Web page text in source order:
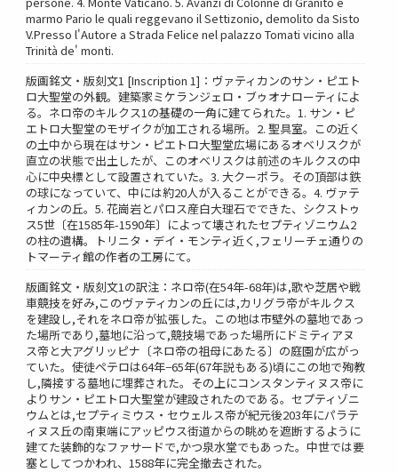
marmo Pario le quali reggevano il Settizonio, demolito da Sisto
V.Presso l'Autore a Strada Felice nel palazzo Tomati vicino alla
Trinità de' monti.
版画銘文・版刻文1 [Inscription 1]：ヴァティカンのサン・ピエト
ロ大聖堂の外観。建築家ミケランジェロ・ブゥオナローティによ
る。ネロ帝のキルクス1の基礎の一角に建てられた。1. サン・ピ
エトロ大聖堂のモザイクが加工される場所。2. 聖具室。この近く
の土中から現在はサン・ピエトロ大聖堂広場にあるオベリスクが
直立の状態で出土したが、このオベリスクは前述のキルクスの中
心に中央標として設置されていた。3. 大クーポラ。その頂部は鉄
の球になっていて、中には約20人が入ることができる。4. ヴァテ
ィカンの丘。5. 花崗岩とパロス産白大理石でできた、シクストゥ
ス5世〔在1585年-1590年〕によって壊されたセプティゾニウム2
の柱の遺構。トリニタ・デイ・モンティ近く,フェリーチェ通りの
トマーティ館の作者の工房にて。
版画銘文・版刻文1の訳注：ネロ帝(在54年-68年)は,歌や芝居や戦
車競技を好み,このヴァティカンの丘には,カリグラ帝がキルクス
を建設し,それをネロ帝が拡張した。この地は市壁外の墓地であっ
た場所であり,墓地に沿って,競技場であった場所にドミティアヌ
ス帝と大アグリッピナ〔ネロ帝の祖母にあたる〕の庭園が広がっ
ていた。使徒ペテロは64年−65年(67年説もある)頃にこの地で殉教
し,隣接する墓地に埋葬された。その上にコンスタンティヌス帝に
よりサン・ピエトロ大聖堂が建設されたのである。セプティゾニ
ウムとは,セプティミウス・セウェルス帝が紀元後203年にパラテ
ィヌス丘の南東端にアッピウス街道からの眺めを遮断するように
建てた装飾的なファサードで,かつ泉水堂でもあった。中世では要
塞としてつかわれ、1588年に完全撤去された。